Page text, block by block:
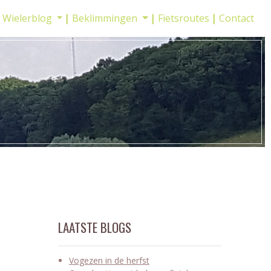
Wielerblog Beklimmingen Fietsroutes Contact
LAATSTE BLOGS
Vogezen in de herfst